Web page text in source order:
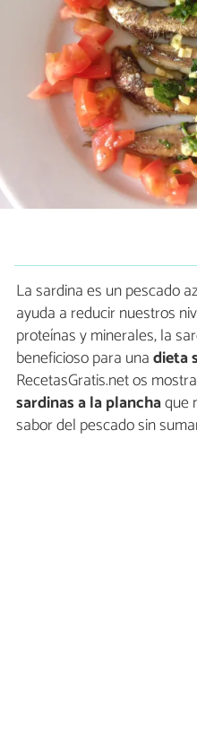
La sardina es un pescado
ayuda a reducir nuestros
proteínas y minerales, la
beneficioso para unadieta
RecetasGratis.net os
sardinas a la planchaque
sabor del pescado sin